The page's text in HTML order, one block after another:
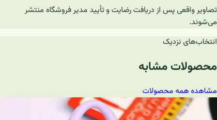
تصاویر واقعی پس از دریافت رضایت و تأیید مدیر فروشگاه منتشر
می‌شوند.
انتخاب‌های نزدیک
محصولات مشابه
مشاهده همه محصولات